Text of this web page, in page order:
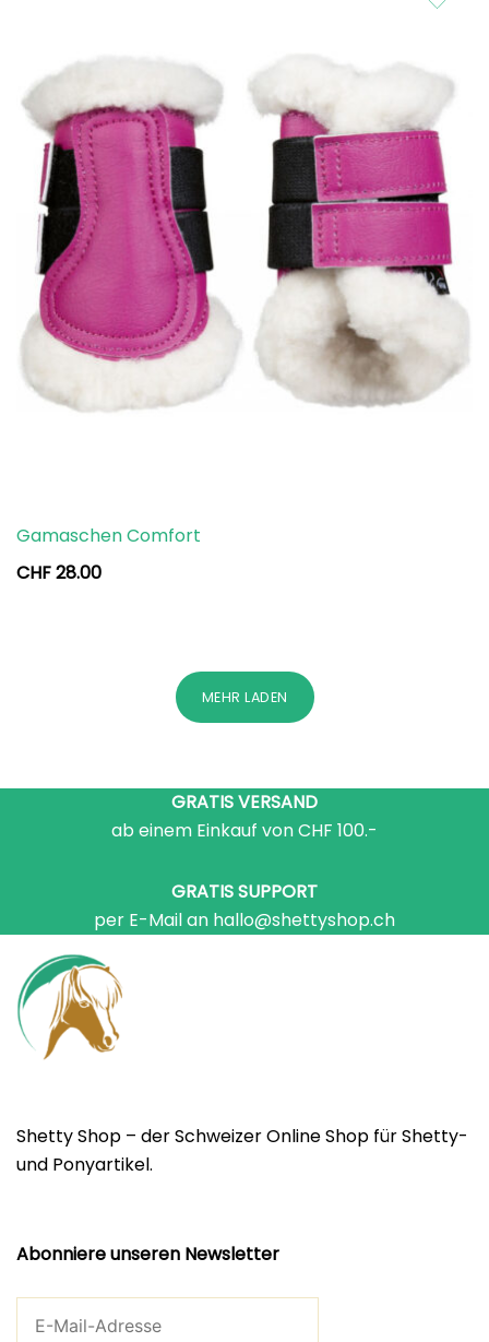
Gamaschen Comfort
CHF28.00
MEHR LADEN
GRATIS VERSAND
ab einem Einkauf von CHF 100.-
GRATIS SUPPORT
per E-Mail an hallo@shettyshop.ch
Shetty Shop – der Schweizer Online Shop für Shetty-
und Ponyartikel.
Abonniere unseren Newsletter